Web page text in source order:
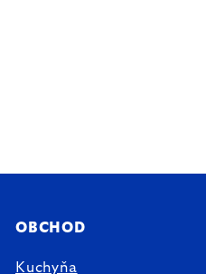
OBCHOD
Kuchyňa